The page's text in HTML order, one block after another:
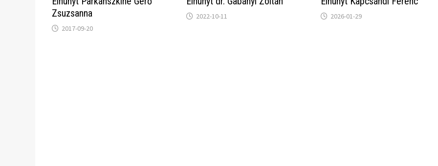
Zsuzsanna
2017-09-20
2022-10-11 2026-01-29